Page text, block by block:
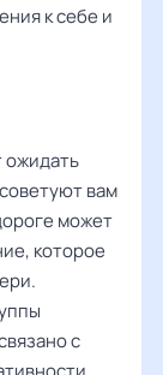
к себе и
ожидать
вам
может
которое
с